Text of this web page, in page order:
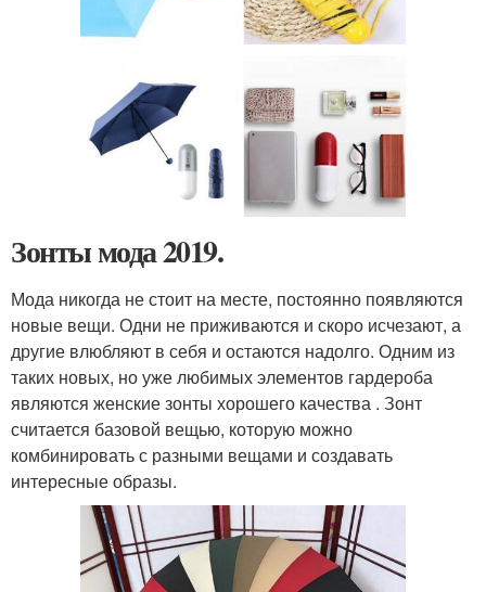
Зонты мода 2019.
Мода никогда не стоит на месте, постоянно появляются
новые вещи. Одни не приживаются и скоро исчезают, а
другие влюбляют в себя и остаются надолго. Одним из
таких новых, но уже любимых элементов гардероба
являются женские зонты хорошего качества . Зонт
считается базовой вещью, которую можно
комбинировать с разными вещами и создавать
интересные образы.